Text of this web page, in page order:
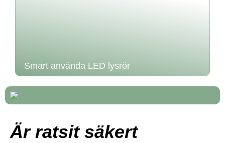
Smart använda LED lysrör
Är ratsit säkert